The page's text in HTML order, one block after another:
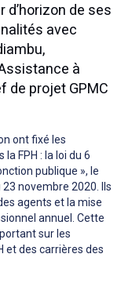
d’horizon de ses
avec
à
de projet GPMC
ont fixé les
FPH : la loi du 6
publique », le
novembre 2020. Ils
agents et la mise
annuel. Cette
sur les
et des carrières des